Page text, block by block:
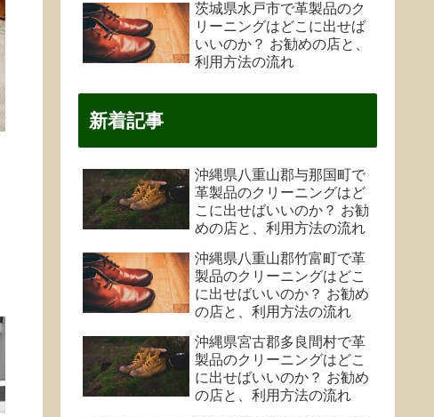
茨城県水戸市で革製品のク
リーニングはどこに出せば
いいのか？ お勧めの店と、
利用方法の流れ
新着記事
沖縄県八重山郡与那国町で
革製品のクリーニングはど
こに出せばいいのか？ お勧
めの店と、利用方法の流れ
沖縄県八重山郡竹富町で革
製品のクリーニングはどこ
に出せばいいのか？ お勧め
の店と、利用方法の流れ
沖縄県宮古郡多良間村で革
製品のクリーニングはどこ
に出せばいいのか？ お勧め
の店と、利用方法の流れ